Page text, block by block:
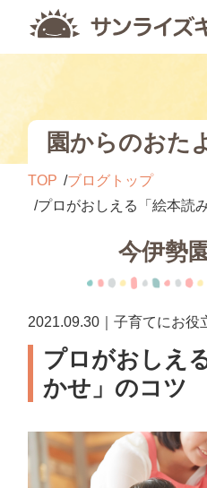
園からのおた
TOP
ブログトップ
プロがおしえる「絵本読
今伊勢
2021.09.30｜子育てにお役
プロがおしえ
かせ」のコツ